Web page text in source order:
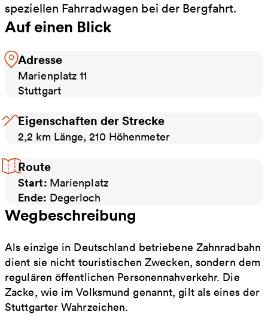
speziellen Fahrradwagen bei der Bergfahrt.
Auf einen Blick
Adresse
Marienplatz 11
Stuttgart
Eigenschaften der Strecke
2,2 km Länge, 210 Höhenmeter
Route
Start: Marienplatz
Ende: Degerloch
Wegbeschreibung
Als einzige in Deutschland betriebene Zahnradbahn
dient sie nicht touristischen Zwecken, sondern dem
regulären öffentlichen Personennahverkehr. Die
Zacke, wie im Volksmund genannt, gilt als eines der
Stuttgarter Wahrzeichen.